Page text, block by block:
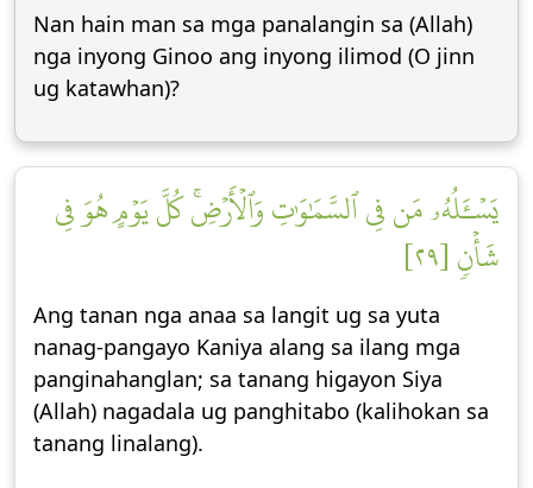
Nan hain man sa mga panalangin sa (Allah)
nga inyong Ginoo ang inyong ilimod (O jinn
ug katawhan)?
يَسۡـَٔلُهُۥ مَن فِي ٱلسَّمَٰوَٰتِ وَٱلۡأَرۡضِۚ كُلَّ يَوۡمٍ هُوَ فِي
شَأۡنٖ [٢٩]
Ang tanan nga anaa sa langit ug sa yuta
nanag-pangayo Kaniya alang sa ilang mga
panginahanglan; sa tanang higayon Siya
(Allah) nagadala ug panghitabo (kalihokan sa
tanang linalang).